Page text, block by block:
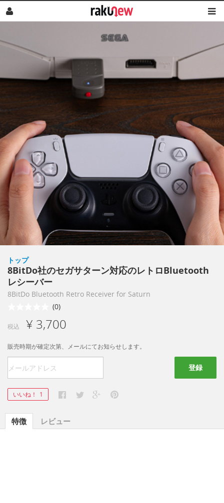
トップ
8BitDo社のセガサターン対応のレトロBluetooth
レシーバー
8BitDo Bluetooth Retro Receiver for Saturn
(0)
税込 ¥ 3,700
販売時期が確定次第、メールにてお知らせします。
登録
いいね！ 1
特徴 レビュー